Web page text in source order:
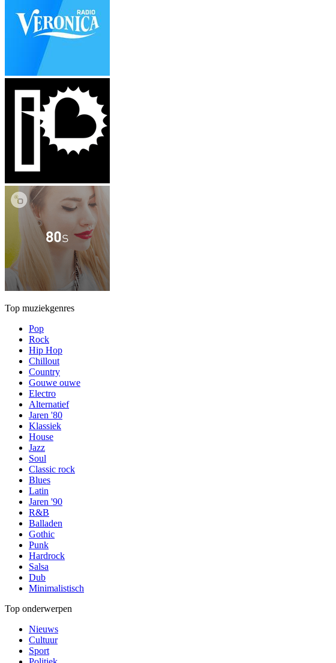
Top muziekgenres
Pop
Rock
Hip Hop
Chillout
Country
Gouwe ouwe
Electro
Alternatief
Jaren '80
Klassiek
House
Jazz
Soul
Classic rock
Blues
Latin
Jaren '90
R&B
Balladen
Gothic
Punk
Hardrock
Salsa
Dub
Minimalistisch
Top onderwerpen
Nieuws
Cultuur
Sport